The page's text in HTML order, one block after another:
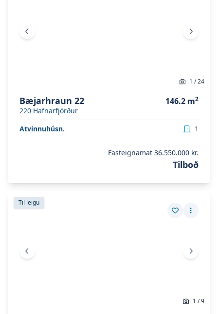
Fyrri mynd Næsta
1 /24
Bæjarhraun 22
220 Hafnarfjörður
146.2 m2
Atvinnuhúsn. 1
Fasteignamat 36.550.000 kr.
Tilboð
Skoða eignina
Til leigu
Vista eign
Fleiri
Skoða eignina
Fyrri mynd Næsta
1 /9